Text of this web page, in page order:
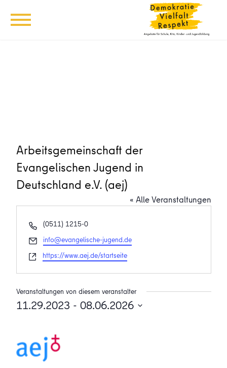
Arbeitsgemeinschaft der
Evangelischen Jugend in
Deutschland e.V. (aej)
« Alle Veranstaltungen
Telefon
(0511) 1215-0
Email
info@evangelische-jugend.de
Webseite
https://www.aej.de/startseite
Veranstaltungen von diesem veranstalter
11.29.2023 - 08.06.2026